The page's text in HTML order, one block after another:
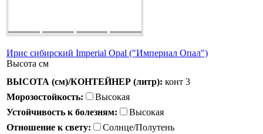
Ирис сибирский Imperial Opal ("Империал Опал")
Высота см
ВЫСОТА (см)/КОНТЕЙНЕР (литр): конт 3
Морозостойкость:
Высокая
Устойчивость к болезням:
Высокая
Отношение к свету:
Солнце/Полутень